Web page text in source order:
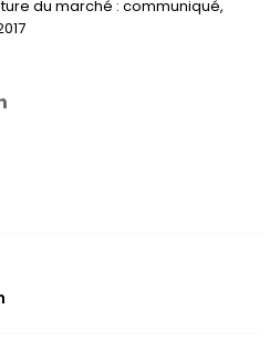
du marché : communiqué,